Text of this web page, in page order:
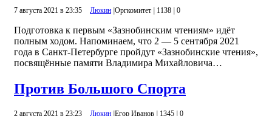
7 августа 2021 в 23:35 Люкин Оргкомитет 1138 0
Подготовка к первым «Зазнобинским чтениям» идёт
полным ходом. Напоминаем, что 2 — 5 сентября 2021
года в Санкт-Петербурге пройдут «Зазнобинские чтения»,
посвящённые памяти Владимира Михайловича…
Против Большого Спорта
2 августа 2021 в 23:23 Люкин Егор Иванов 1345 0